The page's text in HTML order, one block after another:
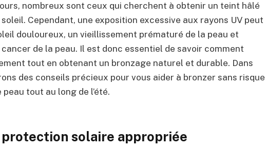
nombreux sont ceux qui cherchent à obtenir un teint hâlé
Cependant, une exposition excessive aux rayons UV peut
douloureux, un vieillissement prématuré de la peau et
de la peau. Il est donc essentiel de savoir comment
tout en obtenant un bronzage naturel et durable. Dans
des conseils précieux pour vous aider à bronzer sans risque
tout au long de l’été.
solaire appropriée